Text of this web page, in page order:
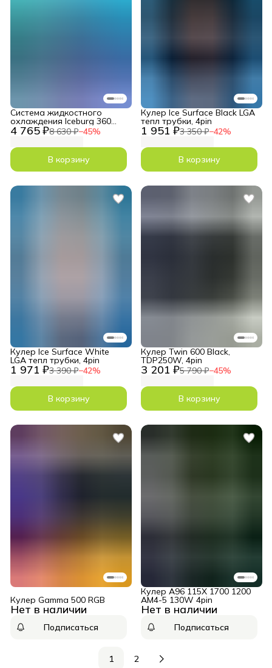
4 765 ₽8 630 ₽−45%
Система жидкостного
охлаждения Iceburg 360
Infinity BK
В корзину
1 951 ₽3 350 ₽−42%
Кулер Ice Surface Black LGA
тепл трубки, 4pin
В корзину
1 971 ₽3 390 ₽−42%
Кулер Ice Surface White
LGA тепл трубки, 4pin
В корзину
3 201 ₽5 790 ₽−45%
Кулер Twin 600 Black,
TDP250W, 4pin
В корзину
Нет в наличии
Кулер Gamma 500 RGB
Подписаться
Нет в наличии
Кулер A96 115X 1700 1200
AM4-5 130W 4pin
Подписаться
1 2